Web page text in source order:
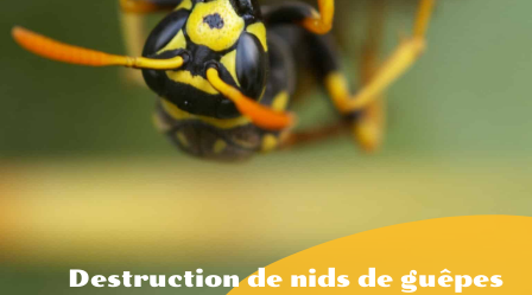
Destruction de nids de guêpes